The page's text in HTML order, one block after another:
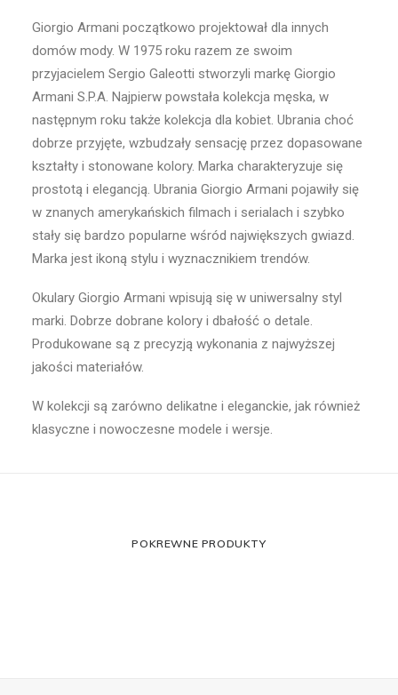
Giorgio Armani początkowo projektował dla innych
domów mody. W 1975 roku razem ze swoim
przyjacielem Sergio Galeotti stworzyli markę Giorgio
Armani S.P.A. Najpierw powstała kolekcja męska, w
następnym roku także kolekcja dla kobiet. Ubrania choć
dobrze przyjęte, wzbudzały sensację przez dopasowane
kształty i stonowane kolory. Marka charakteryzuje się
prostotą i elegancją. Ubrania Giorgio Armani pojawiły się
w znanych amerykańskich filmach i serialach i szybko
stały się bardzo popularne wśród największych gwiazd.
Marka jest ikoną stylu i wyznacznikiem trendów.
Okulary Giorgio Armani wpisują się w uniwersalny styl
marki. Dobrze dobrane kolory i dbałość o detale.
Produkowane są z precyzją wykonania z najwyższej
jakości materiałów.
W kolekcji są zarówno delikatne i eleganckie, jak również
klasyczne i nowoczesne modele i wersje.
POKREWNE PRODUKTY